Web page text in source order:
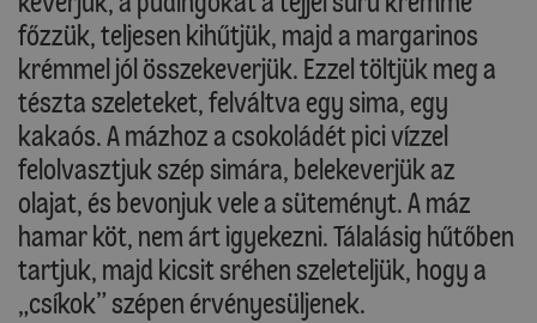
főzzük, teljesen kihűtjük, majd a margarinos
krémmel jól összekeverjük. Ezzel töltjük meg a
tészta szeleteket, felváltva egy sima, egy
kakaós. A mázhoz a csokoládét pici vízzel
felolvasztjuk szép simára, belekeverjük az
olajat, és bevonjuk vele a süteményt. A máz
hamar köt, nem árt igyekezni. Tálalásig hűtőben
tartjuk, majd kicsit sréhen szeleteljük, hogy a
„csíkok” szépen érvényesüljenek.